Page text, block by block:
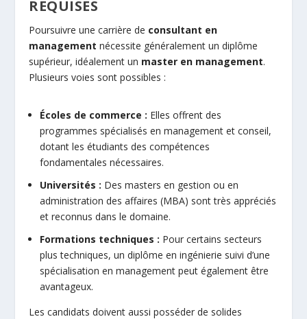
REQUISES
Poursuivre une carrière de consultant en
management nécessite généralement un diplôme
supérieur, idéalement un master en management.
Plusieurs voies sont possibles :
Écoles de commerce : Elles offrent des
programmes spécialisés en management et conseil,
dotant les étudiants des compétences
fondamentales nécessaires.
Universités : Des masters en gestion ou en
administration des affaires (MBA) sont très appréciés
et reconnus dans le domaine.
Formations techniques : Pour certains secteurs
plus techniques, un diplôme en ingénierie suivi d’une
spécialisation en management peut également être
avantageux.
Les candidats doivent aussi posséder de solides